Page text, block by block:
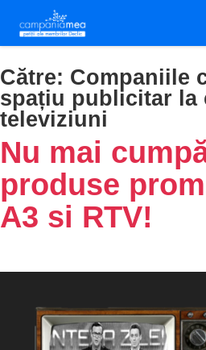
main
content
Către: Companiile
spațiu publicitar la
televiziuni
Nu mai
produse
A3 si RTV!